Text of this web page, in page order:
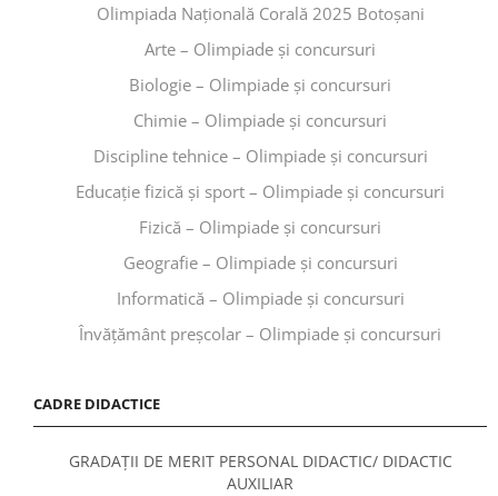
Olimpiada Națională Corală 2025 Botoșani
Arte – Olimpiade și concursuri
Biologie – Olimpiade și concursuri
Chimie – Olimpiade și concursuri
Discipline tehnice – Olimpiade și concursuri
Educaţie fizică şi sport – Olimpiade și concursuri
Fizică – Olimpiade și concursuri
Geografie – Olimpiade și concursuri
Informatică – Olimpiade și concursuri
Învăţământ preşcolar – Olimpiade și concursuri
CADRE DIDACTICE
GRADAȚII DE MERIT PERSONAL DIDACTIC/ DIDACTIC
AUXILIAR